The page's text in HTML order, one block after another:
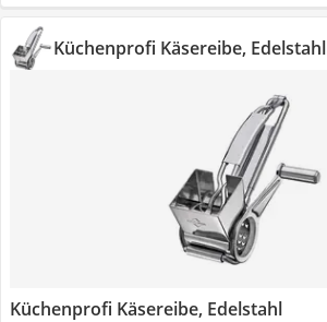
Küchenprofi Käsereibe, Edelstahl
Küchenprofi Käsereibe, Edelstahl